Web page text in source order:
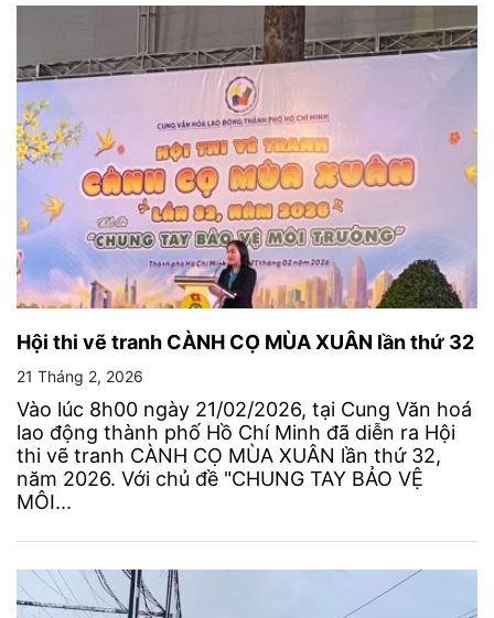
Hội thi vẽ tranh CÀNH CỌ MÙA XUÂN lần thứ 32
21 Tháng 2, 2026
Vào lúc 8h00 ngày 21/02/2026, tại Cung Văn hoá
lao động thành phố Hồ Chí Minh đã diễn ra Hội
thi vẽ tranh CÀNH CỌ MÙA XUÂN lần thứ 32,
năm 2026. Với chủ đề "CHUNG TAY BẢO VỆ
MÔI...